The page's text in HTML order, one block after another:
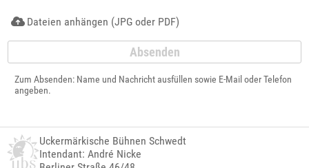
Dateien anhängen (JPG oder PDF)
Zum Absenden: Name und Nachricht ausfüllen sowie E-Mail oder Telefon
angeben.
Uckermärkische Bühnen Schwedt
Intendant: André Nicke